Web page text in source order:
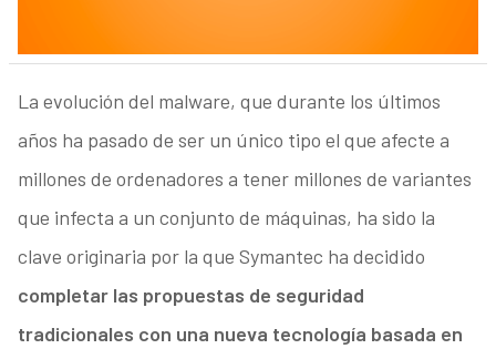
La evolución del malware, que durante los últimos
años ha pasado de ser un único tipo el que afecte a
millones de ordenadores a tener millones de variantes
que infecta a un conjunto de máquinas, ha sido la
clave originaria por la que Symantec ha decidido
completar las propuestas de seguridad
tradicionales con una nueva tecnología basada en